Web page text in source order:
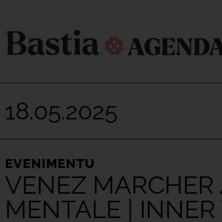
18.05.2025
EVENIMENTU
VENEZ
MENTALE |